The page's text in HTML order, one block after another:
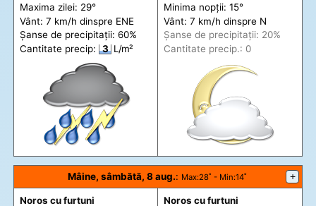
Maxima zilei: 29°
Vânt: 7 km/h dinspre ENE
Șanse de precipitații: 60%
Cantitate precip:
3 L/m²
Minima nopții: 15°
Vânt: 7 km/h dinspre N
Șanse de precipitații: 20%
Cantitate precip.: 0
Mâine, sâmbătă, 8 aug.: Max:28˚ - Min:14˚ +
Noros cu furtuni
Noros cu furtuni